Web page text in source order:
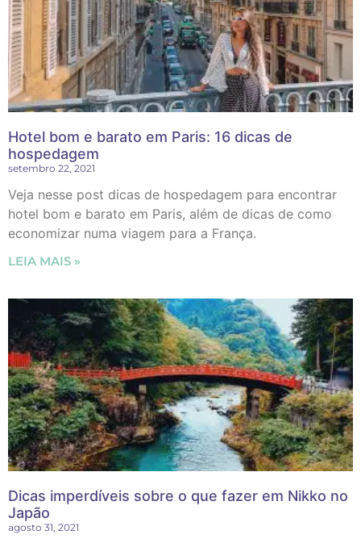
Hotel bom e barato em Paris: 16 dicas de
hospedagem
setembro 22, 2021
Veja nesse post dicas de hospedagem para encontrar
hotel bom e barato em Paris, além de dicas de como
economizar numa viagem para a França.
LEIA MAIS »
Dicas imperdíveis sobre o que fazer em Nikko no
Japão
agosto 31, 2021